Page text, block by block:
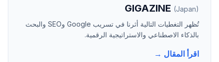
GIGAZINE (Japan)
تُظهر التغطيات التالية أثرنا في تسريب Google وSEO والبحث
بالذكاء الاصطناعي والاستراتيجية الرقمية.
اقرأ المقال →